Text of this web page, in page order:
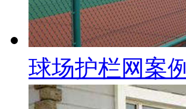
球场护栏网案例